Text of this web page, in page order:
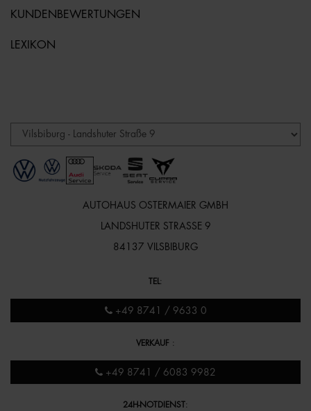
KUNDENBEWERTUNGEN
LEXIKON
AUTOHAUS OSTERMAIER GMBH
LANDSHUTER STRASSE 9
84137 VILSBIBURG
TEL :
+49 8741 / 9633 0
VERKAUF :
+49 8741 / 6083 9982
24H-NOTDIENST: